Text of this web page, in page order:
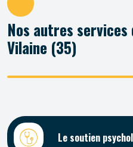
Nos autres
Vilaine (35)
Le soutien